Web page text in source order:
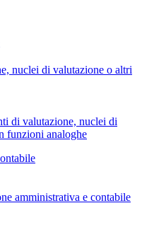
nuclei di valutazione o altri
di valutazione, nuclei di
funzioni analoghe
amministrativa e contabile